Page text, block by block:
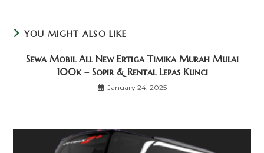
YOU MIGHT ALSO LIKE
Sewa Mobil All New Ertiga Timika Murah Mulai
100k – Sopir & Rental Lepas Kunci
January 24, 2025